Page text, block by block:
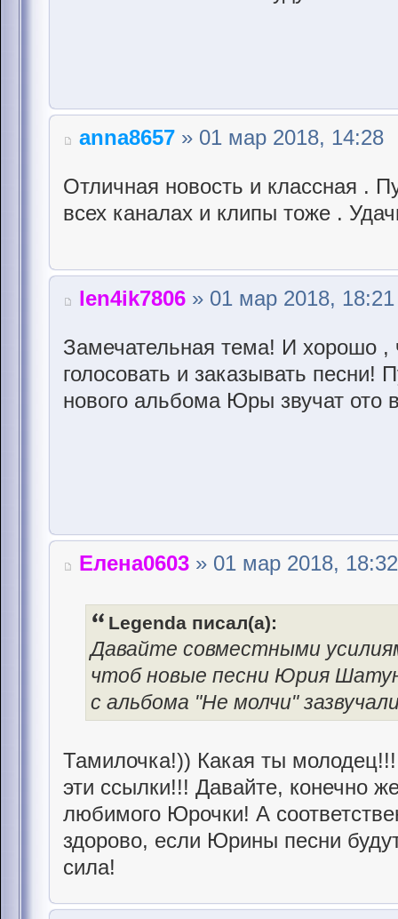
anna8657 » 01 мар 2018, 14:28
Отличная новость и классная .
всех каналах и клипы тоже .
len4ik7806 » 01 мар 2018, 18:21
Замечательная тема! И хорошо ,
голосовать и заказывать песни!
нового альбома Юры звучат ото
Елена0603 » 01 мар 2018, 18:32
Legenda писал(а):
Давайте совместными
чтоб новые песни Юрия
с альбома "Не молчи"
Тамилочка!)) Какая ты
эти ссылки!!! Давайте, конечно
любимого Юрочки! А
здорово, если Юрины песни
сила!